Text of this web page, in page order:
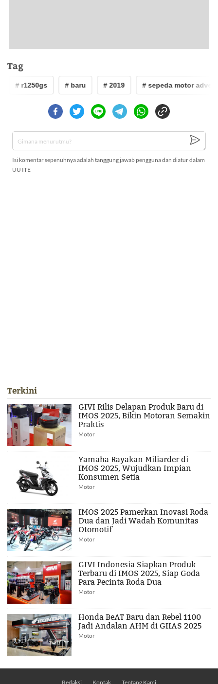
Tag
# r1250gs # baru # 2019 # sepeda motor
Isi komentar sepenuhnya adalah tanggung jawab pengguna dan diatur dalam
UU ITE
Terkini
GIVI Rilis Delapan Produk Baru di
IMOS 2025, Bikin Motoran Semakin
Praktis
Motor
Yamaha Rayakan Miliarder di
IMOS 2025, Wujudkan Impian
Konsumen Setia
Motor
IMOS 2025 Pamerkan Inovasi Roda
Dua dan Jadi Wadah Komunitas
Otomotif
Motor
GIVI Indonesia Siapkan Produk
Terbaru di IMOS 2025, Siap Goda
Para Pecinta Roda Dua
Motor
Honda BeAT Baru dan Rebel 1100
Jadi Andalan AHM di GIIAS 2025
Motor
Redaksi Kontak Tentang Kami